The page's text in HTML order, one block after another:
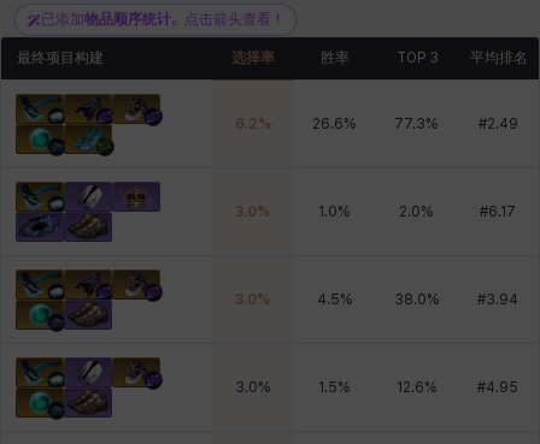
已添加物品顺序统计。点击箭头查看！
最终项目构建 选择率 胜率 TOP 3 平均排名
6.2% 26.6% 77.3% #2.49
3.0% 1.0% 2.0% #6.17
3.0% 4.5% 38.0% #3.94
3.0% 1.5% 12.6% #4.95